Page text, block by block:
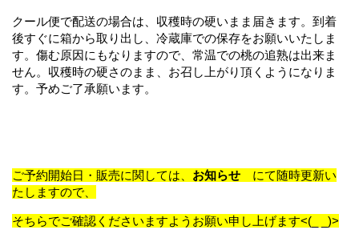
クール便で配送の場合は、収穫時の硬いまま届きます。 到着
後すぐに箱から取り出し、冷蔵庫での保存をお願いいたしま
す。 傷む原因にもなりますので、常温での桃の追熟は出来ま
せん。 収穫時の硬さのまま、お召し上がり頂くようになりま
す。予めご了承願います。
ご予約開始日・販売に関しては、 お知らせ にて随時更新い
たしますので、
そちらでご確認くださいますようお願い申し上げます<(_ _)>